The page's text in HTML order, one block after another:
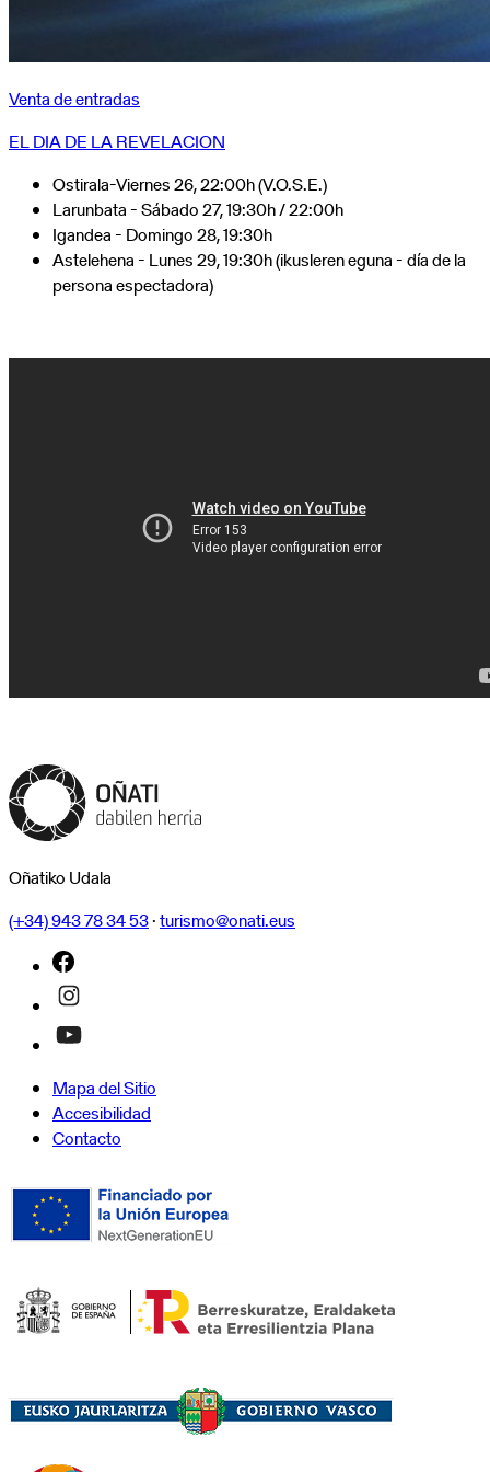
Venta de entradas
EL DIA DE LA REVELACION
Ostirala-Viernes 26, 22:00h (V.O.S.E.)
Larunbata - Sábado 27, 19:30h / 22:00h
Igandea - Domingo 28, 19:30h
Astelehena - Lunes 29, 19:30h (ikusleren eguna - día de la
persona espectadora)
Oñatiko Udala
(+34) 943 78 34 53·turismo@onati.eus
Mapa del Sitio
Accesibilidad
Contacto